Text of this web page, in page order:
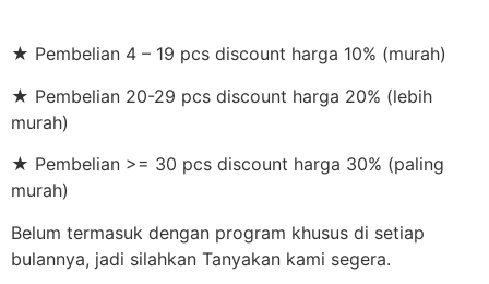
★ Pembelian 4 – 19 pcs discount harga 10% (murah)
★ Pembelian 20-29 pcs discount harga 20% (lebih
murah)
★ Pembelian >= 30 pcs discount harga 30% (paling
murah)
Belum termasuk dengan program khusus di setiap
bulannya, jadi silahkan Tanyakan kami segera.